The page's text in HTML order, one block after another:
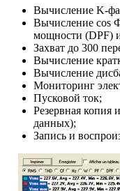
Вычисление K-
Вычисление cos
мощности (DPF)
Захват до 300
Вычисление
Вычисление
Мониторинг
Пусковой ток;
Резервная копия
данных);
Запись и